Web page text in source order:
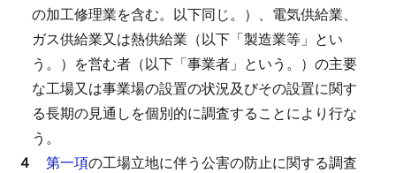
の加工修理業を含む。以下同じ。）、電気供給業、
ガス供給業又は熱供給業（以下「製造業等」とい
う。）を営む者（以下「事業者」という。）の主要
な工場又は事業場の設置の状況及びその設置に関す
る長期の見通しを個別的に調査することにより行な
う。
４ 第一項の工場立地に伴う公害の防止に関する調査